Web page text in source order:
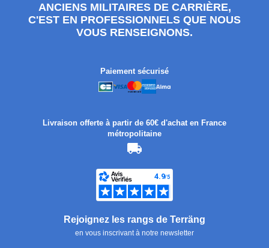
ANCIENS MILITAIRES DE CARRIÈRE,
C'EST EN PROFESSIONNELS QUE NOUS
VOUS RENSEIGNONS.
Paiement sécurisé
Livraison offerte à partir de 60€ d'achat en France
métropolitaine
Rejoignez les rangs de Terräng
en vous inscrivant à notre newsletter